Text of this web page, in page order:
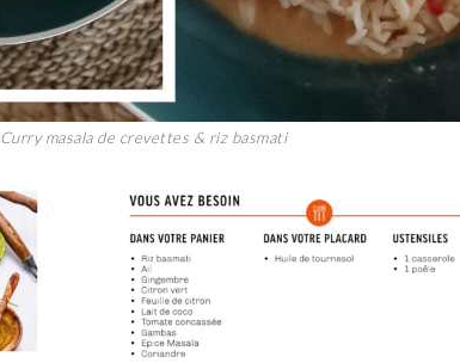
Curry masala de crevettes & riz basmati